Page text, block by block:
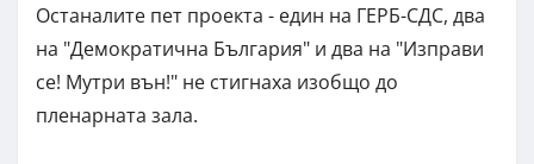
Останалите пет проекта - един на ГЕРБ-СДС, два
на "Демократична България" и два на "Изправи
се! Мутри вън!" не стигнаха изобщо до
пленарната зала.